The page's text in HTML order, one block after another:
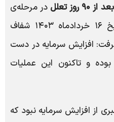
تعلل
در مرحله‌ی
مجوز سازمان بورس، در تاریخ ۱۶ خردادماه ۱۴۰۳ شفاف
افزایش سرمایه در دست
و تاکنون این عملیات
از افزایش سرمایه نبود که